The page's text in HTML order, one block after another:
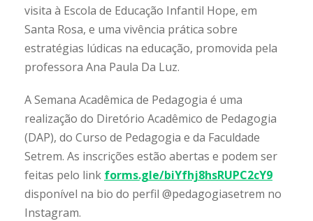
visita à Escola de Educação Infantil Hope, em
Santa Rosa, e uma vivência prática sobre
estratégias lúdicas na educação, promovida pela
professora Ana Paula Da Luz.
A Semana Acadêmica de Pedagogia é uma
realização do Diretório Acadêmico de Pedagogia
(DAP), do Curso de Pedagogia e da Faculdade
Setrem. As inscrições estão abertas e podem ser
feitas pelo link forms.gle/biYfhj8hsRUPC2cY9
disponível na bio do perfil @pedagogiasetrem no
Instagram.